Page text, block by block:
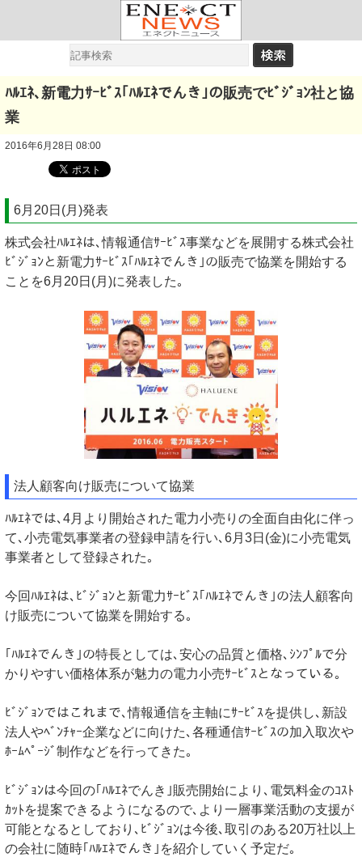
ﾊﾙｴﾈ､新電力ｻｰﾋﾞｽ｢ﾊﾙｴﾈでんき｣の販売でﾋﾞｼﾞｮﾝ社と協
業
2016年6月28日 08:00
6月20日(月)発表
株式会社ﾊﾙｴﾈは､情報通信ｻｰﾋﾞｽ事業などを展開する株式会社
ﾋﾞｼﾞｮﾝと新電力ｻｰﾋﾞｽ｢ﾊﾙｴﾈでんき｣の販売で協業を開始する
ことを6月20日(月)に発表した｡
法人顧客向け販売について協業
ﾊﾙｴﾈでは､4月より開始された電力小売りの全面自由化に伴っ
て､小売電気事業者の登録申請を行い､6月3日(金)に小売電気
事業者として登録された｡
今回ﾊﾙｴﾈは､ﾋﾞｼﾞｮﾝと新電力ｻｰﾋﾞｽ｢ﾊﾙｴﾈでんき｣の法人顧客向
け販売について協業を開始する｡
｢ﾊﾙｴﾈでんき｣の特長としては､安心の品質と価格､ｼﾝﾌﾟﾙで分
かりやすい価格体系が魅力の電力小売ｻｰﾋﾞｽとなっている｡
ﾋﾞｼﾞｮﾝではこれまで､情報通信を主軸にｻｰﾋﾞｽを提供し､新設
法人やﾍﾞﾝﾁｬｰ企業などに向けた､各種通信ｻｰﾋﾞｽの加入取次や
ﾎｰﾑﾍﾟｰｼﾞ制作などを行ってきた｡
ﾋﾞｼﾞｮﾝは今回の｢ﾊﾙｴﾈでんき｣販売開始により､電気料金のｺｽﾄ
ｶｯﾄを提案できるようになるので､より一層事業活動の支援が
可能となるとしており､ﾋﾞｼﾞｮﾝは今後､取引のある20万社以上
の会社に随時｢ﾊﾙｴﾈでんき｣を紹介していく予定だ｡